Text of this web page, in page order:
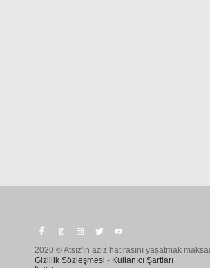
2020 © Atsız'ın aziz hatırasını yaşatmak
Gizlilik Sözleşmesi - Kullanıcı Şartları